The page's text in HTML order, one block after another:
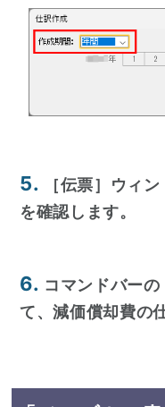
5.
［伝票］ウィ
を確認します。
6. コマンドバー
て、減価償却費の